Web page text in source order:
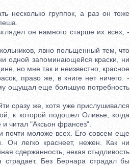
группок, а раз он тоже
он намного старше их всех, -
явно польщенный тем, что
одной запоминающейся краски, ни
но мне так и неизвестно, красное
право же, в книге нет ничего. -
ощущал еще большую потребность
сразу же, хотя уже прислушивался
к которой подошел Оливье, когда
читал "Аксьон франсез".
моложе всех. Его совсем еще
Он легко краснеет, нежен. Как ни
сдержанность, некая стыдливость
Без Бернара страдал бы